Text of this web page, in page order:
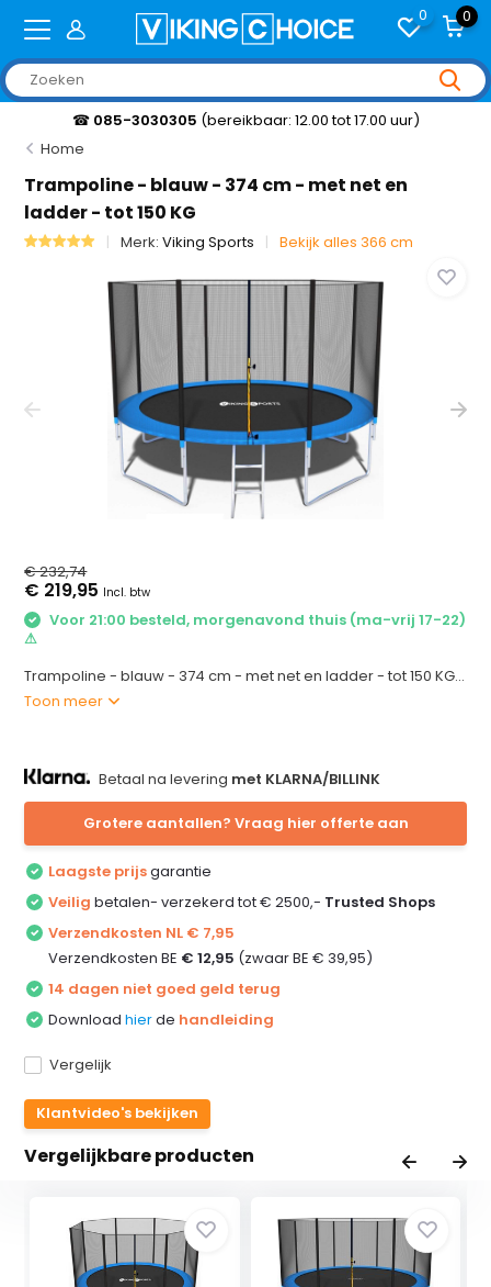
0 0
☎ 085-3030305 (bereikbaar: 12.00 tot 17.00 uur)
Home
Trampoline - blauw - 374 cm - met net en
ladder - tot 150 KG
Merk:Viking Sports Bekijk alles 366 cm
€ 232,74
€ 219,95 Incl. btw
Voor 21:00 besteld, morgenavond thuis (ma-vrij 17-22)
⚠
Trampoline - blauw - 374 cm - met net en ladder - tot 150 KG...
Toon meer
Betaal na levering met KLARNA/BILLINK
Klantvideo's bekijken
Grotere aantallen? Vraag hier offerte aan
Laagste prijsgarantie
Veilig betalen- verzekerd tot € 2500,- Trusted Shops
Verzendkosten NL € 7,95
Verzendkosten BE € 12,95 (zwaar BE € 39,95)
14 dagen niet goed geld terug
Downloadhierde handleiding
Vergelijk
Vergelijkbare producten